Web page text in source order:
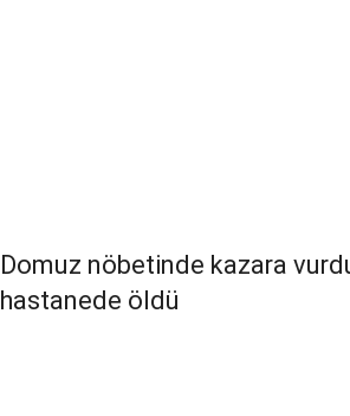
Domuz nöbetinde kazara
hastanede öldü